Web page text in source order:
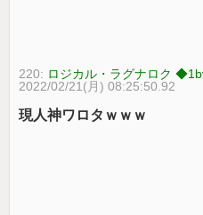
220: ロジカル・ラグナロク
2022/02/21(月) 08:25:50.92
現人神ワロタｗｗｗ